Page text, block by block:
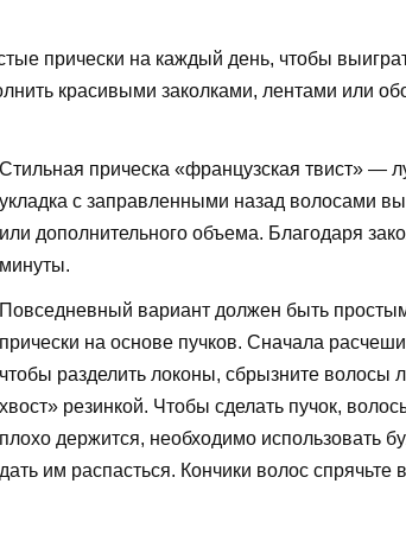
прически на каждый день, чтобы
красивыми заколками, лентами или
Стильная прическа «французская твист» —
укладка с заправленными назад волосами
или дополнительного объема. Благодаря
минуты.
Повседневный вариант должен быть
прически на основе пучков. Сначала
чтобы разделить локоны, сбрызните волосы
хвост» резинкой. Чтобы сделать пучок,
плохо держится, необходимо использовать
дать им распасться. Кончики волос спрячьте